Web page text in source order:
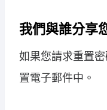
我們與誰分享
如果您請求重置
置電子郵件中。